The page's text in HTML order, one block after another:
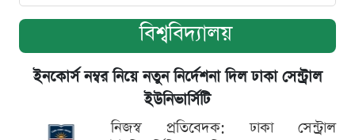
বিশ্ববিদ্যালয়
ইনকোর্স নম্বর নিয়ে নতুন নির্দেশনা দিল ঢাকা সেন্ট্রাল
ইউনিভার্সিটি
নিজস্ব প্রতিবেদক: ঢাকা সেন্ট্রাল